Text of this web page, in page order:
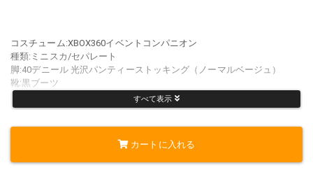
コスチューム:XBOX360イベントコンパニオン
種類:ミニスカ/セパレート
脚:40デニール 光沢パンティーストッキング（ノーマルベージュ）
靴:黒ブーツ
腋:有
すべて表示
カートに入れる